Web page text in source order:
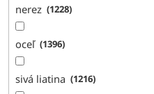
nerez 1228
oceľ 1396
sivá liatina 1216